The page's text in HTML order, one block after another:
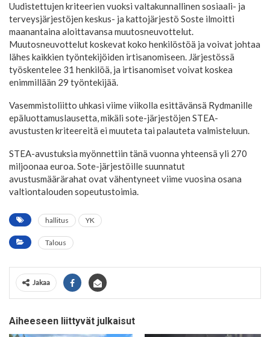
Uudistettujen kriteerien vuoksi valtakunnallinen sosiaali- ja
terveysjärjestöjen keskus- ja kattojärjestö Soste ilmoitti
maanantaina aloittavansa muutosneuvottelut.
Muutosneuvottelut koskevat koko henkilöstöä ja voivat johtaa
lähes kaikkien työntekijöiden irtisanomiseen. Järjestössä
työskentelee 31 henkilöä, ja irtisanomiset voivat koskea
enimmillään 29 työntekijää.
Vasemmistoliitto uhkasi viime viikolla esittävänsä Rydmanille
epäluottamuslausetta, mikäli sote-järjestöjen STEA-
avustusten kriteereitä ei muuteta tai palauteta valmisteluun.
STEA-avustuksia myönnettiin tänä vuonna yhteensä yli 270
miljoonaa euroa. Sote-järjestöille suunnatut
avustusmäärärahat ovat vähentyneet viime vuosina osana
valtiontalouden sopeutustoimia.
hallitus YK
Talous
Jakaa
Aiheeseen liittyvät julkaisut